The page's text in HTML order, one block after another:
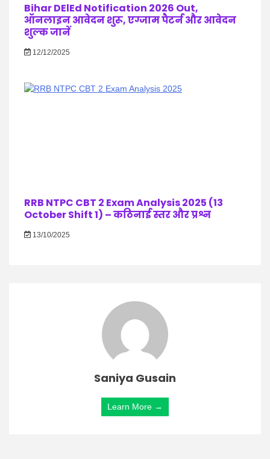
Bihar DElEd Notification 2026 Out,
ऑनलाइन आवेदन शुरू, एग्जाम पैटर्न और आवेदन
शुल्क जानें
12/12/2025
RRB NTPC CBT 2 Exam Analysis 2025 (13
October Shift 1) – कठिनाई स्तर और प्रश्न
13/10/2025
Saniya Gusain
Learn More →